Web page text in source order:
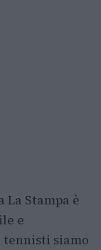
Stampa è
e
tennisti siamo